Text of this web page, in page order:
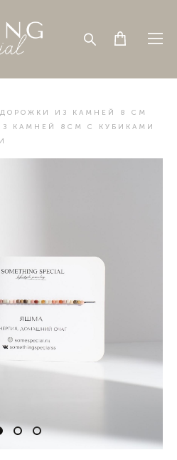
ИЗ КАМНЕЙ 8 СМ
КАМНЕЙ 8СМ С КУБИКАМИ